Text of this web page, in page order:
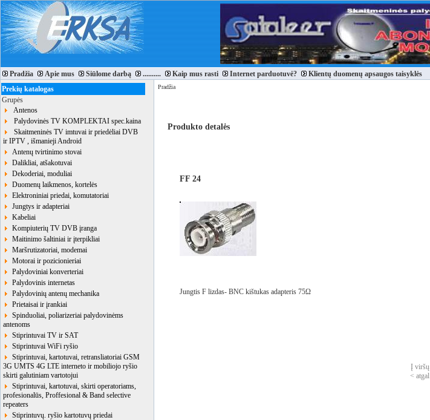
Pradžia Apie mus Siūlome darbą .......... Kaip mus rasti Internet parduotuvė?
Klientų duomenų apsaugos taisyklės
Prekių katalogas
Grupės
Antenos
Palydovinės TV KOMPLEKTAI spec.kaina
Skaitmeninės TV imtuvai ir priedėliai DVB
ir IPTV , išmanieji Android
Antenų tvirtinimo stovai
Dalikliai, atšakotuvai
Dekoderiai, moduliai
Duomenų laikmenos, kortelės
Elektroniniai priedai, komutatoriai
Jungtys ir adapteriai
Kabeliai
Kompiuterių TV DVB įranga
Maitinimo šaltiniai ir įterpikliai
Maršrutizatoriai, modemai
Motorai ir pozicionieriai
Palydoviniai konverteriai
Palydovinis internetas
Palydovinių antenų mechanika
Prietaisai ir įrankiai
Spinduoliai, poliarizeriai palydovinėms
antenoms
Stiprintuvai TV ir SAT
Stiprintuvai WiFi ryšio
Stiprintuvai, kartotuvai, retransliatoriai GSM
3G UMTS 4G LTE interneto ir mobiliojo ryšio
skirti galutiniam vartotojui
Stiprintuvai, kartotuvai, skirti operatoriams,
profesionalūs, Proffesional & Band selective
repeaters
Stiprintuvų. ryšio kartotuvų priedai
Pradžia
Produkto detalės
FF 24
Jungtis F lizdas- BNC kištukas adapteris 75Ω
Į viršų
< atgal